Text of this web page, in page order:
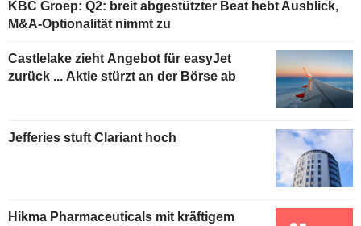
KBC Groep: Q2: breit abgestützter Beat hebt Ausblick,
M&A-Optionalität nimmt zu
Castlelake zieht Angebot für easyJet
zurück ... Aktie stürzt an der Börse ab
Jefferies stuft Clariant hoch
Hikma Pharmaceuticals mit kräftigem